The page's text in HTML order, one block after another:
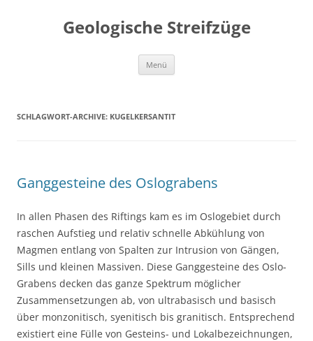
Geologische Streifzüge
Menü
SCHLAGWORT-ARCHIVE: KUGELKERSANTIT
Ganggesteine des Oslograbens
In allen Phasen des Riftings kam es im Oslogebiet durch
raschen Aufstieg und relativ schnelle Abkühlung von
Magmen entlang von Spalten zur Intrusion von Gängen,
Sills und kleinen Massiven. Diese Ganggesteine des Oslo-
Grabens decken das ganze Spektrum möglicher
Zusammensetzungen ab, von ultrabasisch und basisch
über monzonitisch, syenitisch bis granitisch. Entsprechend
existiert eine Fülle von Gesteins- und Lokalbezeichnungen,